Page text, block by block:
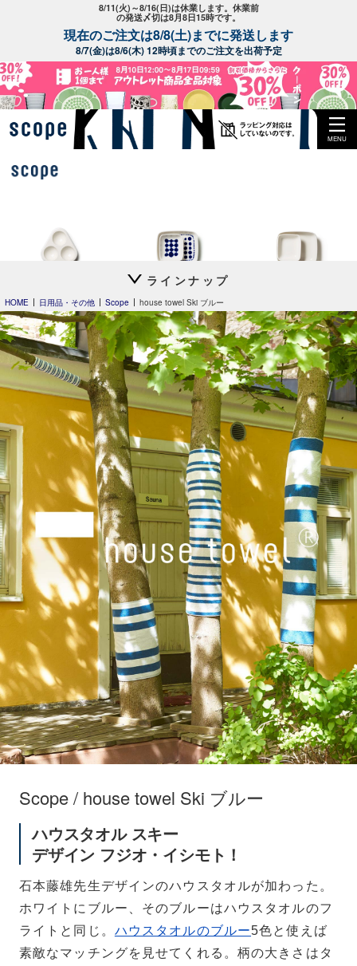
8/11(火)～8/16(日)は休業します。休業前
の発送〆切は8月8日15時です。
現在のご注文は8/8(土)までに発送します
8/7(金)は8/6(木) 12時頃までのご注文を出荷予定
MENU
FIN プレート
Heini 2026
house towel
ライト
house towel
ライトワイド
Bellman
ウィスキー
Bellman
スコープ特注
Clouds
24h Avec
プレート20cm
24h Avec
ディーププレート24cm
24h Avec
プレート26cm
Moomin オペラ
Teema
プレート 12cm
Teema
プレート 15cm
ラインナップ
HOME 日用品・その他 Scope house towel Ski ブルー
Scope / house towel Ski ブルー
ハウスタオル スキー
デザイン フジオ・イシモト！
石本藤雄先生デザインのハウスタオルが加わった。
ホワイトにブルー、そのブルーはハウスタオルのフ
ライトと同じ。 ハウスタオルのブルー5色と使えば
素敵なマッチングを見せてくれる。柄の大きさはタ